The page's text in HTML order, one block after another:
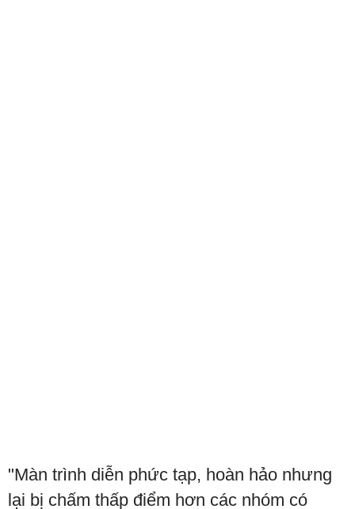
"Màn trình diễn phức tạp, hoàn hảo nhưng
lại bị chấm thấp điểm hơn các nhóm có